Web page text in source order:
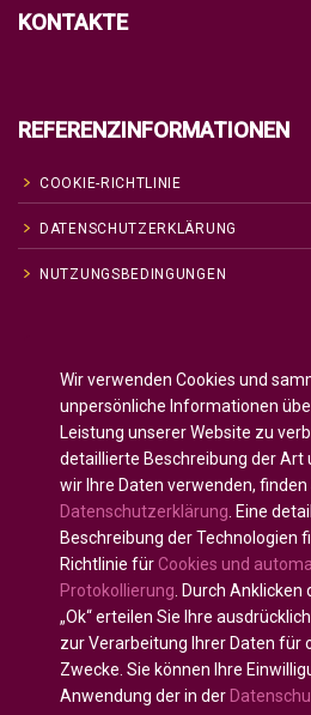
KONTAKTE
REFERENZINFORMATIONEN
COOKIE-RICHTLINIE
DATENSCHUTZERKLÄRUNG
NUTZUNGSBEDINGUNGEN
Русский( Russisch)
Español(Spanisch)
Français( Französisch)
العربية(Arabisch )
Português(Portugiesisch, Portugal)
Wir verwenden Cookies und
unpersönliche Informationen
Leistung unserer Website zu
detaillierte Beschreibung der Art
wir Ihre Daten verwenden,
Datenschutzerklärung . Eine
Beschreibung der Technologien
Richtlinie für Cookies und
Protokollierung . Durch
„Ok“ erteilen Sie Ihre
zur Verarbeitung Ihrer Daten für
Zwecke. Sie können Ihre
Anwendung der in der